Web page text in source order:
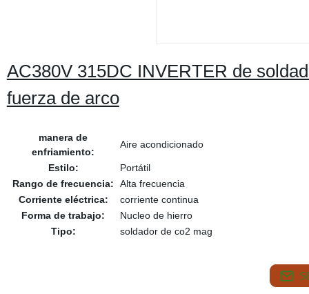
AC380V 315DC INVERTER de
fuerza de arco
manera de
enfriamiento:
Aire acondicionado
Estilo:
Portátil
Rango de frecuencia:
Alta frecuencia
Corriente eléctrica:
corriente continua
Forma de trabajo:
Nucleo de hierro
Tipo:
soldador de co2 mag